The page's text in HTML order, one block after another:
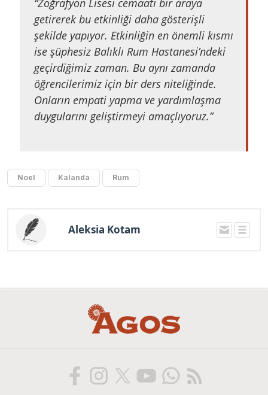
“Zoğrafyon Lisesi cemaati bir araya
getirerek bu etkinliği daha gösterişli
şekilde yapıyor. Etkinliğin en önemli kısmı
ise şüphesiz Balıklı Rum Hastanesi’ndeki
geçirdiğimiz zaman. Bu aynı zamanda
öğrencilerimiz için bir ders niteliğinde.
Onların empati yapma ve yardımlaşma
duygularını geliştirmeyi amaçlıyoruz.”
Noel Kalanda Rum
Aleksia Kotam